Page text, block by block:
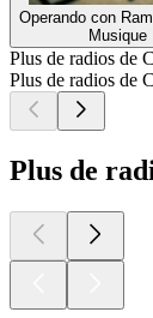
Operando con
Musique
Plus de radios de
Plus de radios de
Plus de